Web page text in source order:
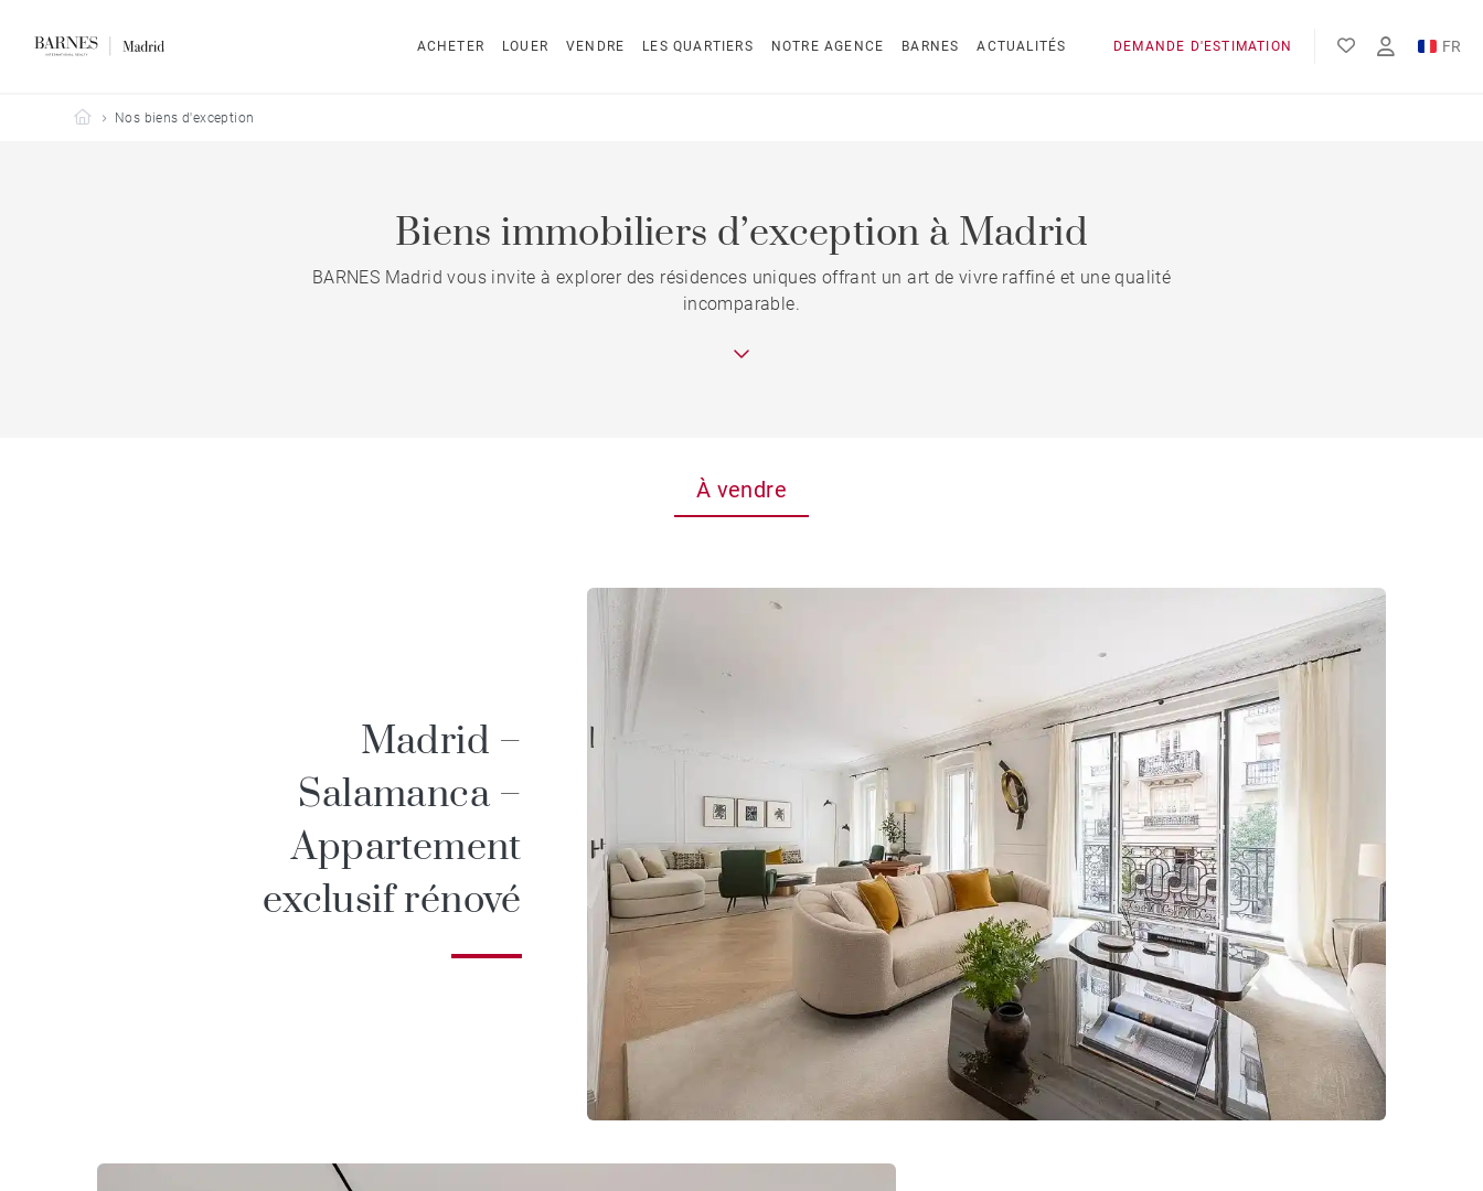
ACHETER LOUER VENDRE LES QUARTIERS NOTRE AGENCE BARNES ACTUALITÉS DEMANDE D'ESTIMATION FR
EN
Barnes Madrid
Nos biens d'exception
Biens immobiliers d’exception à Madrid
BARNES Madrid vous invite à explorer des résidences uniques offrant un art de vivre raffiné et une qualité
incomparable.
À vendre
Madrid –
Salamanca –
Appartement
exclusif rénové